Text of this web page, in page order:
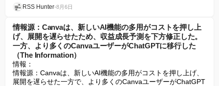
RSS Hunter•8月6日
情報源：Canvaは、新しいAI機能の多用がコストを押し上
げ、展開を遅らせたため、収益成長予測を下方修正した。
一方、より多くのCanvaユーザーがChatGPTに移行した
（The Information）
情報：
情報源：Canvaは、新しいAI機能の多用がコストを押し上げ、
展開を遅らせた一方で、より多くのCanvaユーザーがChatGPT